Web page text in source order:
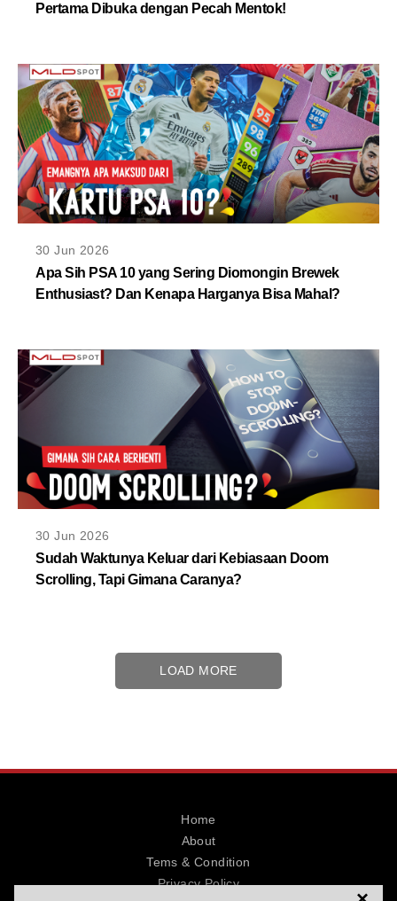
Pertama Dibuka dengan Pecah Mentok!
30 Jun 2026
Apa Sih PSA 10 yang Sering Diomongin Brewek
Enthusiast? Dan Kenapa Harganya Bisa Mahal?
30 Jun 2026
Sudah Waktunya Keluar dari Kebiasaan Doom
Scrolling, Tapi Gimana Caranya?
LOAD MORE
Home
About
Tems & Condition
Privacy Policy